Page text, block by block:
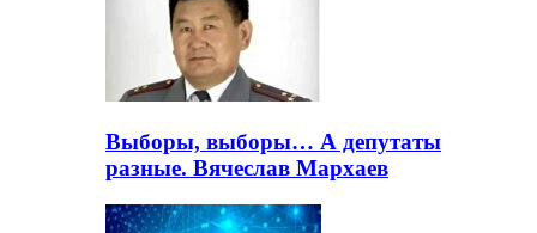
Выборы, выборы… А депутаты
разные. Вячеслав Мархаев